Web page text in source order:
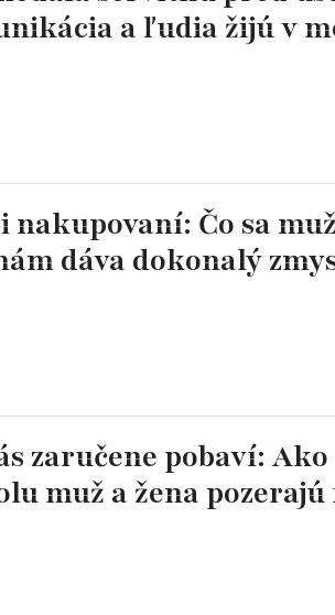
a ľudia žijú v
Čo sa
dáva dokonalý
zaručene pobaví:
muž a žena